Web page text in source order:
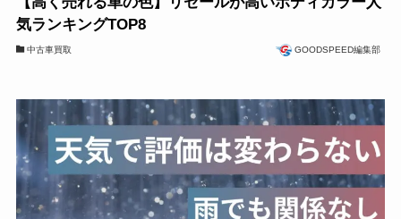
気ランキングTOP8
中古車買取 GOODSPEED編集部